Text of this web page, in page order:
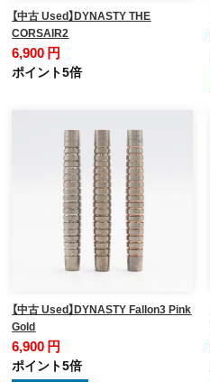
【中古 Used】DYNASTY THE
CORSAIR2
6,900 円
ポイント5倍
【中古 Used】DYNASTY Fallon3 Pink
Gold
6,900 円
ポイント5倍